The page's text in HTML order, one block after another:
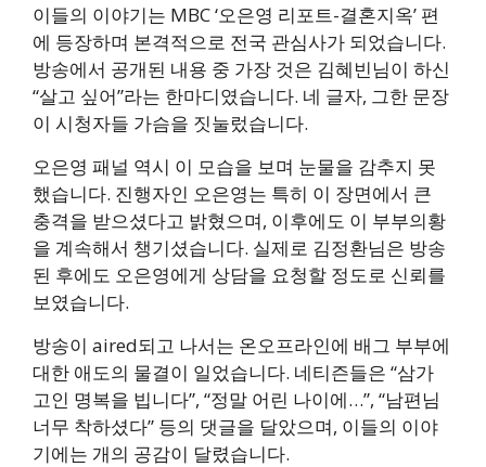
이들의 이야기는 MBC ‘오은영 리포트-결혼지옥’ 편
에 등장하며 본격적으로 전국 관심사가 되었습니다.
방송에서 공개된 내용 중 가장 것은 김혜빈님이 하신
“살고 싶어”라는 한마디였습니다. 네 글자, 그한 문장
이 시청자들 가슴을 짓눌렀습니다.
오은영 패널 역시 이 모습을 보며 눈물을 감추지 못
했습니다. 진행자인 오은영는 특히 이 장면에서 큰
충격을 받으셨다고 밝혔으며, 이후에도 이 부부의황
을 계속해서 챙기셨습니다. 실제로 김정환님은 방송
된 후에도 오은영에게 상담을 요청할 정도로 신뢰를
보였습니다.
방송이 aired되고 나서는 온오프라인에 배그 부부에
대한 애도의 물결이 일었습니다. 네티즌들은 “삼가
고인 명복을 빕니다”, “정말 어린 나이에…”, “남편님
너무 착하셨다” 등의 댓글을 달았으며, 이들의 이야
기에는 개의 공감이 달렸습니다.